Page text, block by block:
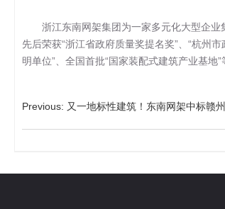
浙江东南网架集团为一家多元化大型企业
先后荣获“浙江省政府质量奖提名奖”、“杭州
明单位”、全国首批“国家装配式建筑产业基地
Previous: 又一地标性建筑！东南网架中标赣